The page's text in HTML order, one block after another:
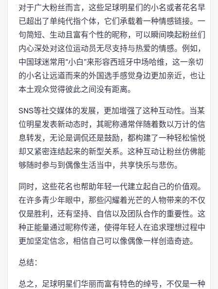
对于广大粉丝而言，这些足球明星们的小名或者花名早
已超出了单纯代指个体，它们承载着一种情感链接。一
句简短、生动且富有个性的昵称，可以瞬间唤起粉丝们
内心深处对这位运动员无尽支持与热爱的情感。例如，
中国球迷常用“小白”来形容西班牙中场哈维，这一亲切
的小名让远道而来的外国选手感觉身边更加亲近，也让
本土观众觉得彼此之间没有距离。
SNS等社交媒体的发展，更加增强了这种互动性。当某
位明星发表新动态时，其昵称通常伴随着数以万计的信
息转发，无论是调侃还是鼓励，都构建了一种轻松愉悦
却又紧密连结起来的新型关系。这种互动让粉丝仿佛能
够随时参与到偶像生活当中，共享快乐与悲伤。
同时，这些花名也帮助年轻一代建立起自己的价值观。
在许多青少年眼中，那些闪耀着光芒的人物带来的不仅
仅是胜利，还有坚持、自信以及团队合作的重要性。这
种正能量通过昵称传递，使得年轻人在追求理想过程中
更加坚定信念，相信自己可以像偶像一样创造奇迹。
总结：
总之，足球明星们华丽而富有特色的绰号，不仅是一种